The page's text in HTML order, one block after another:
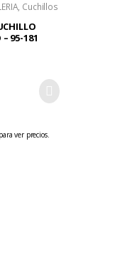
, Cuchillos
95-181
ver precios.